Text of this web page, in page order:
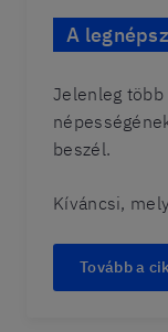
A
Jelenleg
beszél.
Kíváncsi,
Tovább a